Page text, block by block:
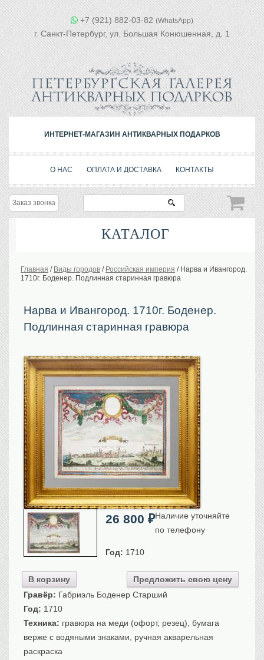
+7 (921) 882-03-82 (WhatsApp)
г. Санкт-Петербург, ул. Большая Конюшенная, д. 1
ИНТЕРНЕТ-МАГАЗИН АНТИКВАРНЫХ ПОДАРКОВ
О НАС ОПЛАТА И ДОСТАВКА КОНТАКТЫ
Заказ звонка
КАТАЛОГ
История Российской империи. Обычаи
Предметы VIP
Портреты царской семьи
Москва
Санкт-Петербург
Российская империя
Прочие
Старинные карты
Российская империя
Европа
Мир
Исторические карты
Виды городов
Москва
Санкт-Петербург
Российская империя
Севастополь, Крым
Ценные бумаги
История моды. Униформа
Гражданская мода
Главная / Виды городов / Российская империя / Нарва и Ивангород.
1710г. Боденер. Подлинная старинная гравюра
Нарва и Ивангород. 1710г. Боденер.
Подлинная старинная гравюра
26 800₽
В корзину Предложить свою цену
Наличие уточняйте
по телефону
Год: 1710
Гравёр: Габриэль Боденер Старший
Год: 1710
Техника: гравюра на меди (офорт, резец), бумага
верже с водяными знаками, ручная акварельная
раскраска